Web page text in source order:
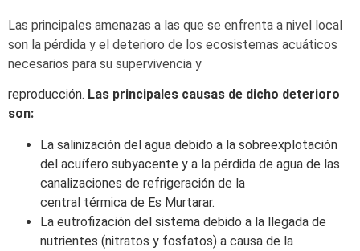
Las principales amenazas a las que se enfrenta a nivel local
son la pérdida y el deterioro de los ecosistemas acuáticos
necesarios para su supervivencia y
reproducción. Las principales causas de dicho deterioro
son:
La salinización del agua debido a la sobreexplotación
del acuífero subyacente y a la pérdida de agua de las
canalizaciones de refrigeración de la
central térmica de Es Murtarar.
La eutrofización del sistema debido a la llegada de
nutrientes (nitratos y fosfatos) a causa de la